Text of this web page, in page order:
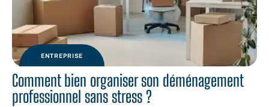
ENTREPRISE
Comment bien organiser son déménagement
professionnel sans stress ?